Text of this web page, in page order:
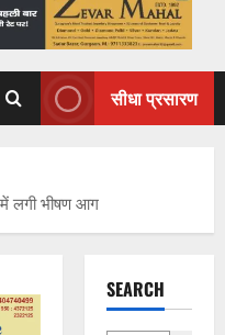
सीधा प्रसारण
में लगी भीषण आग
SEARCH